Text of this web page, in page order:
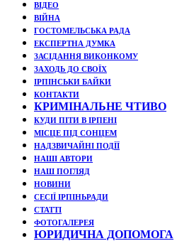
ВІДЕО
ВІЙНА
ГОСТОМЕЛЬСЬКА РАДА
ЕКСПЕРТНА ДУМКА
ЗАСІДАННЯ ВИКОНКОМУ
ЗАХОДЬ ДО СВОЇХ
ІРПІНСЬКИ БАЙКИ
КОНТАКТИ
КРИМІНАЛЬНЕ ЧТИВО
КУДИ ПІТИ В ІРПЕНІ
МІСЦЕ ПІД СОНЦЕМ
НАДЗВИЧАЙНІ ПОДЇЇ
НАШІ АВТОРИ
НАШ ПОГЛЯД
НОВИНИ
СЕСІЇ ІРПІНЬРАДИ
СТАТТІ
ФОТОГАЛЕРЕЯ
ЮРИДИЧНА ДОПОМОГА